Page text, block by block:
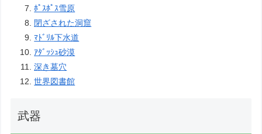
ﾎﾟｽﾎﾟｽ雪原
閉ざされた洞窟
ﾏﾄﾞﾘﾙ下水道
ｱﾀﾞｯｼｭ砂漠
深き墓穴
世界図書館
武器